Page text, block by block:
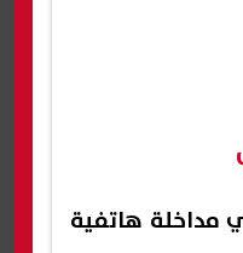
مداخلة هاتفية